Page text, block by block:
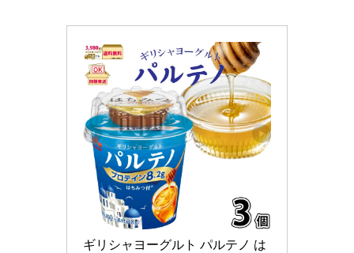
ギリシャヨーグルト パルテノ は